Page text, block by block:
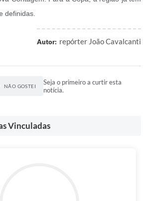
definidas.
Autor: repórter João Cavalcanti
NÃO GOSTEI
Seja o primeiro a curtir esta
notícia.
Vinculadas